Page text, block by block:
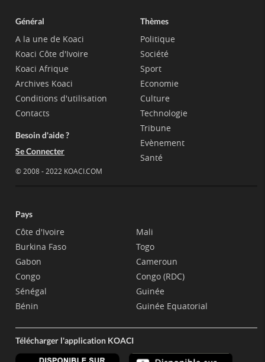
Général
A la une de Koaci
Koaci Côte d'Ivoire
Koaci Afrique
Archives Koaci
Conditions d'utilisation
Contacts
Besoin d'aide ?
Se Connecter
© 2008 - 2022 KOACI.COM
Thèmes
Politique
Société
Sport
Economie
Culture
Technologie
Tribune
Evènement
Santé
Pays
Côte d'Ivoire
Burkina Faso
Gabon
Congo
Sénégal
Bénin
Mali
Togo
Cameroun
Congo (RDC)
Guinée
Guinée Equatorial
Télécharger l'application KOACI